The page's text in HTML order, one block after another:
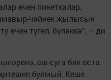
өчен пинеткалар,
чәйнек җылысын
өчен түгел, бүләккә”, – ди
аш-суга бик оста.
булмый. Кеше